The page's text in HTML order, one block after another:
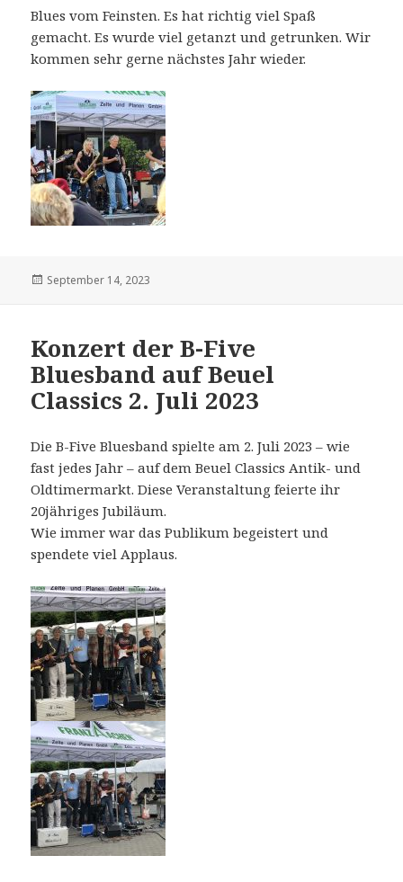
Blues vom Feinsten. Es hat richtig viel Spaß
gemacht. Es wurde viel getanzt und getrunken. Wir
kommen sehr gerne nächstes Jahr wieder.
Veröffentlicht
September 14, 2023
Konzert der B-Five
Bluesband auf Beuel
Classics 2. Juli 2023
Die B-Five Bluesband spielte am 2. Juli 2023 – wie
fast jedes Jahr – auf dem Beuel Classics Antik- und
Oldtimermarkt. Diese Veranstaltung feierte ihr
20jähriges Jubiläum.
Wie immer war das Publikum begeistert und
spendete viel Applaus.